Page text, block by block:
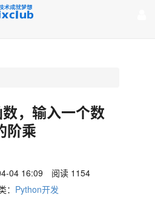
，输入一个数
阶乘
04 16:09
阅读 1154
： Python开发